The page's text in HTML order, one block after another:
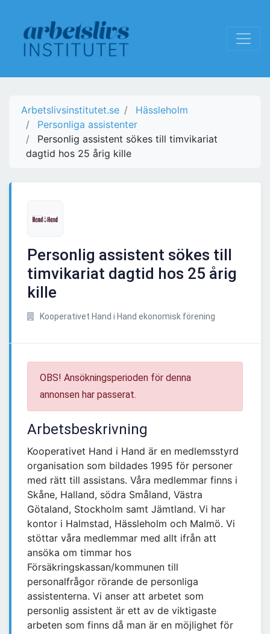
Arbetslivsinstitutet.se
Hässleholm
Personliga assistenter
Personlig assistent sökes till timvikariat
dagtid hos 25 årig kille
Personlig assistent sökes till
timvikariat dagtid hos 25 årig
kille
Kooperativet Hand i Hand ekonomisk förening
OBS! Ansökningsperioden för denna
annonsen har passerat.
Arbetsbeskrivning
Kooperativet Hand i Hand är en medlemsstyrd
organisation som bildades 1995 för personer
med rätt till assistans. Våra medlemmar finns i
Skåne, Halland, södra Småland, Västra
Götaland, Stockholm samt Jämtland. Vi har
kontor i Halmstad, Hässleholm och Malmö. Vi
stöttar våra medlemmar med allt ifrån att
ansöka om timmar hos
Försäkringskassan/kommunen till
personalfrågor rörande de personliga
assistenterna. Vi anser att arbetet som
personlig assistent är ett av de viktigaste
arbeten som finns då man är en möjlighet för